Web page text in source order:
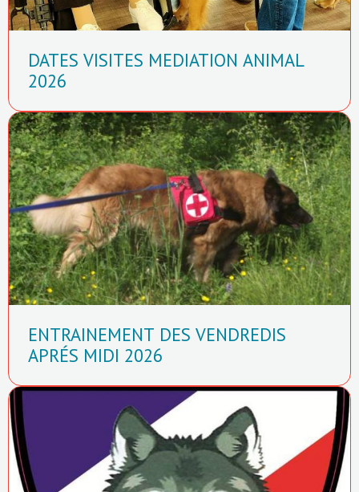
DATES VISITES MEDIATION ANIMAL
2026
ENTRAINEMENT DES VENDREDIS
APRÉS MIDI 2026